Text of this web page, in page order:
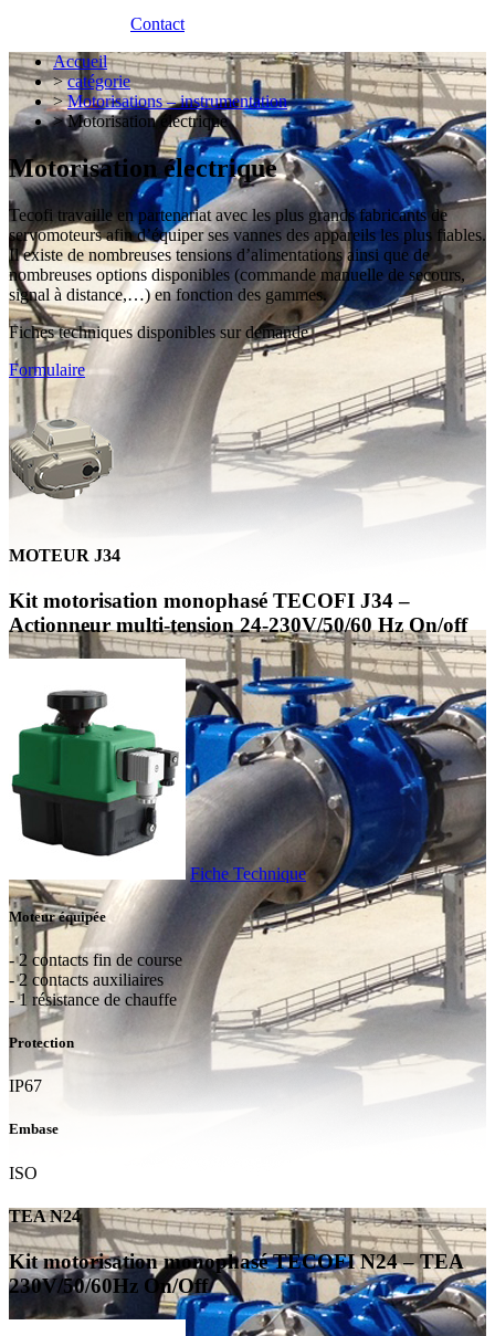
Contact
Accueil
>catégorie
>Motorisations – instrumentation
> Motorisation électrique
Motorisation électrique
Tecofi travaille en partenariat avec les plus grands fabricants de
servomoteurs afin d’équiper ses vannes des appareils les plus fiables.
Il existe de nombreuses tensions d’alimentations ainsi que de
nombreuses options disponibles (commande manuelle de secours,
signal à distance,…) en fonction des gammes.
Fiches techniques disponibles sur demande
Formulaire
MOTEUR J34
Kit motorisation monophasé TECOFI J34 –
Actionneur multi-tension 24-230V/50/60 Hz On/off
Fiche Technique
Moteur équipée
- 2 contacts fin de course
- 2 contacts auxiliaires
- 1 résistance de chauffe
Protection
IP67
Embase
ISO
TEA N24
Kit motorisation monophasé TECOFI N24 – TEA
230V/50/60Hz On/Off